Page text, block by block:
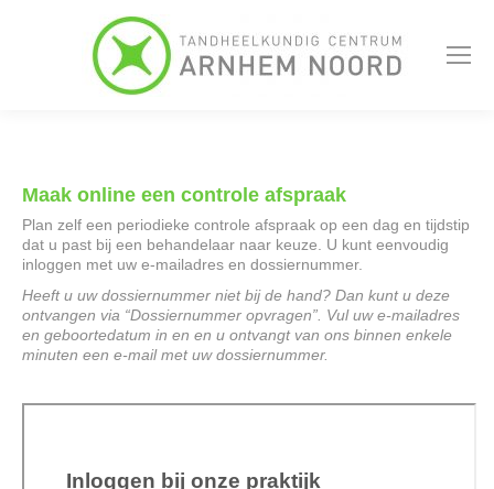
Maak online een controle afspraak
Plan zelf een periodieke controle afspraak op een dag en tijdstip
dat u past bij een behandelaar naar keuze. U kunt eenvoudig
inloggen met uw e-mailadres en dossiernummer.
Heeft u uw dossiernummer niet bij de hand? Dan kunt u deze
ontvangen via “Dossiernummer opvragen”. Vul uw e-mailadres
en geboortedatum in en en u ontvangt van ons binnen enkele
minuten een e-mail met uw dossiernummer.